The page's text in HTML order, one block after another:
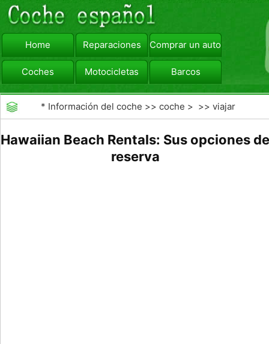
Home Reparaciones Comprar un automóvil
Coches Motocicletas Barcos
viajar Camiones
* Información del coche >>coche > >>viajar
Hawaiian Beach Rentals: Sus opciones de
reserva